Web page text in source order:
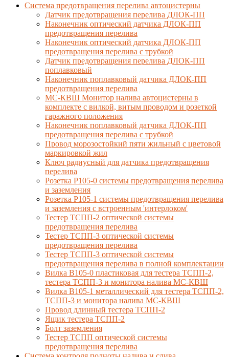
Система предотвращения перелива автоцистерны
Датчик предотвращения перелива ДЛОК-ПП
Наконечник оптический датчика ДЛОК-ПП
предотвращения перелива
Наконечник оптический датчика ДЛОК-ПП
предотвращения перелива с трубкой
Датчик предотвращения перелива ДЛОК-ПП
поплавковый
Наконечник поплавковый датчика ДЛОК-ПП
предотвращения перелива
МС-КВШ Монитор налива автоцистерны в
комплекте с вилкой, витым проводом и розеткой
гаражного положения
Наконечник поплавковый датчика ДЛОК-ПП
предотвращения перелива с трубкой
Провод морозостойкий пяти жильный с цветовой
маркировкой жил
Ключ радиусный для датчика предотвращения
перелива
Розетка Р105-0 системы предотвращения перелива
и заземления
Розетка Р105-1 системы предотвращения перелива
и заземления с встроенным 'интерлоком'
Тестер ТСПП-2 оптической системы
предотвращения перелива
Тестер ТСПП-3 оптической системы
предотвращения перелива
Тестер ТСПП-3 оптической системы
предотвращения перелива в полной комплектации
Вилка В105-0 пластиковая для тестера ТСПП-2,
тестера ТСПП-3 и монитора налива МС-КВШ
Вилка В105-1 металлический для тестера ТСПП-2,
ТСПП-3 и монитора налива МС-КВШ
Провод длинный тестера ТСПП-2
Ящик тестера ТСПП-2
Болт заземления
Тестер ТСПП оптической системы
предотвращения перелива